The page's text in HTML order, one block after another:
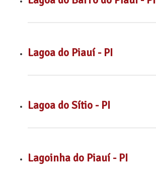
Lagoa do Piauí - PI
Lagoa do Sítio - PI
Lagoinha do Piauí - PI